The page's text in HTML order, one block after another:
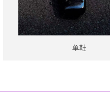
单鞋